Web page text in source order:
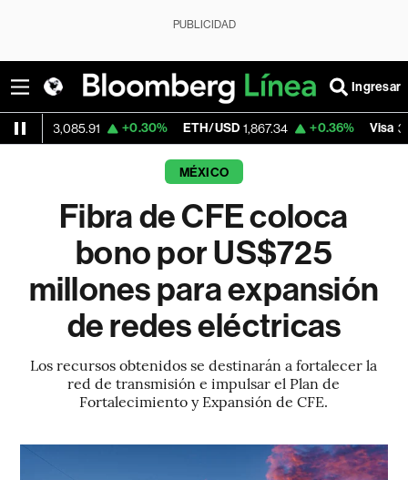
PUBLICIDAD
Ingresar
+0.30% ETH/USD 1,867.34 +0.36% Visa 366.13 -
MÉXICO
Fibra de CFE coloca
bono por US$725
millones para expansión
de redes eléctricas
Los recursos obtenidos se destinarán a fortalecer la
red de transmisión e impulsar el Plan de
Fortalecimiento y Expansión de CFE.